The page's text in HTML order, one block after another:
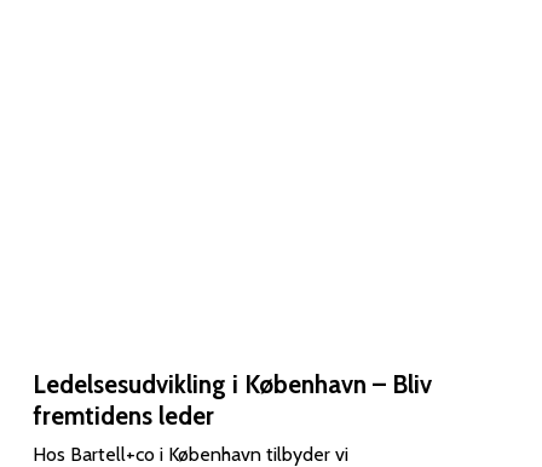
Ledelsesudvikling i København – Bliv
fremtidens leder
Hos Bartell+co i København tilbyder vi